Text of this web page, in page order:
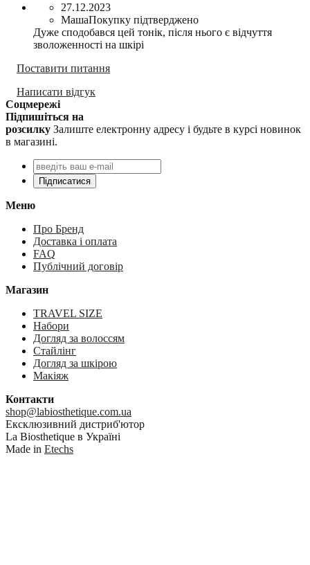
27.12.2023
МашаПокупку підтверджено
Дуже сподобався цей тонік, після нього є відчуття
зволоженності на шкірі
Поставити питання
Написати відгук
Соцмережі
Підпишіться на
розсилку Залиште електронну адресу і будьте в курсі новинок
в магазині.
Підписатися
Меню
Про Бренд
Доставка і оплата
FAQ
Публічний договір
Магазин
TRAVEL SIZE
Набори
Догляд за волоссям
Стайлінг
Догляд за шкірою
Макіяж
Контакти
shop@labiosthetique.com.ua
Ексклюзивний дистриб'ютор
La Biosthetique в Україні
Made in Etechs